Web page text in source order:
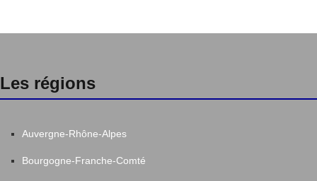
Les régions
Auvergne-Rhône-Alpes
Bourgogne-Franche-Comté